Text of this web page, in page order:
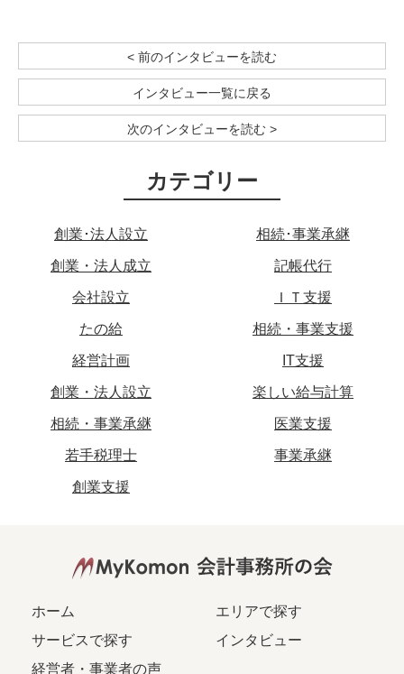
< 前のインタビューを読む
インタビュー一覧に戻る
次のインタビューを読む >
カテゴリー
創業･法人設立 相続･事業承継
創業・法人成立 記帳代行
会社設立 ＩＴ支援
たの給 相続・事業支援
経営計画 IT支援
創業・法人設立 楽しい給与計算
相続・事業承継 医業支援
若手税理士 事業承継
創業支援
ホーム
エリアで探す
サービスで探す
インタビュー
経営者・事業者の声